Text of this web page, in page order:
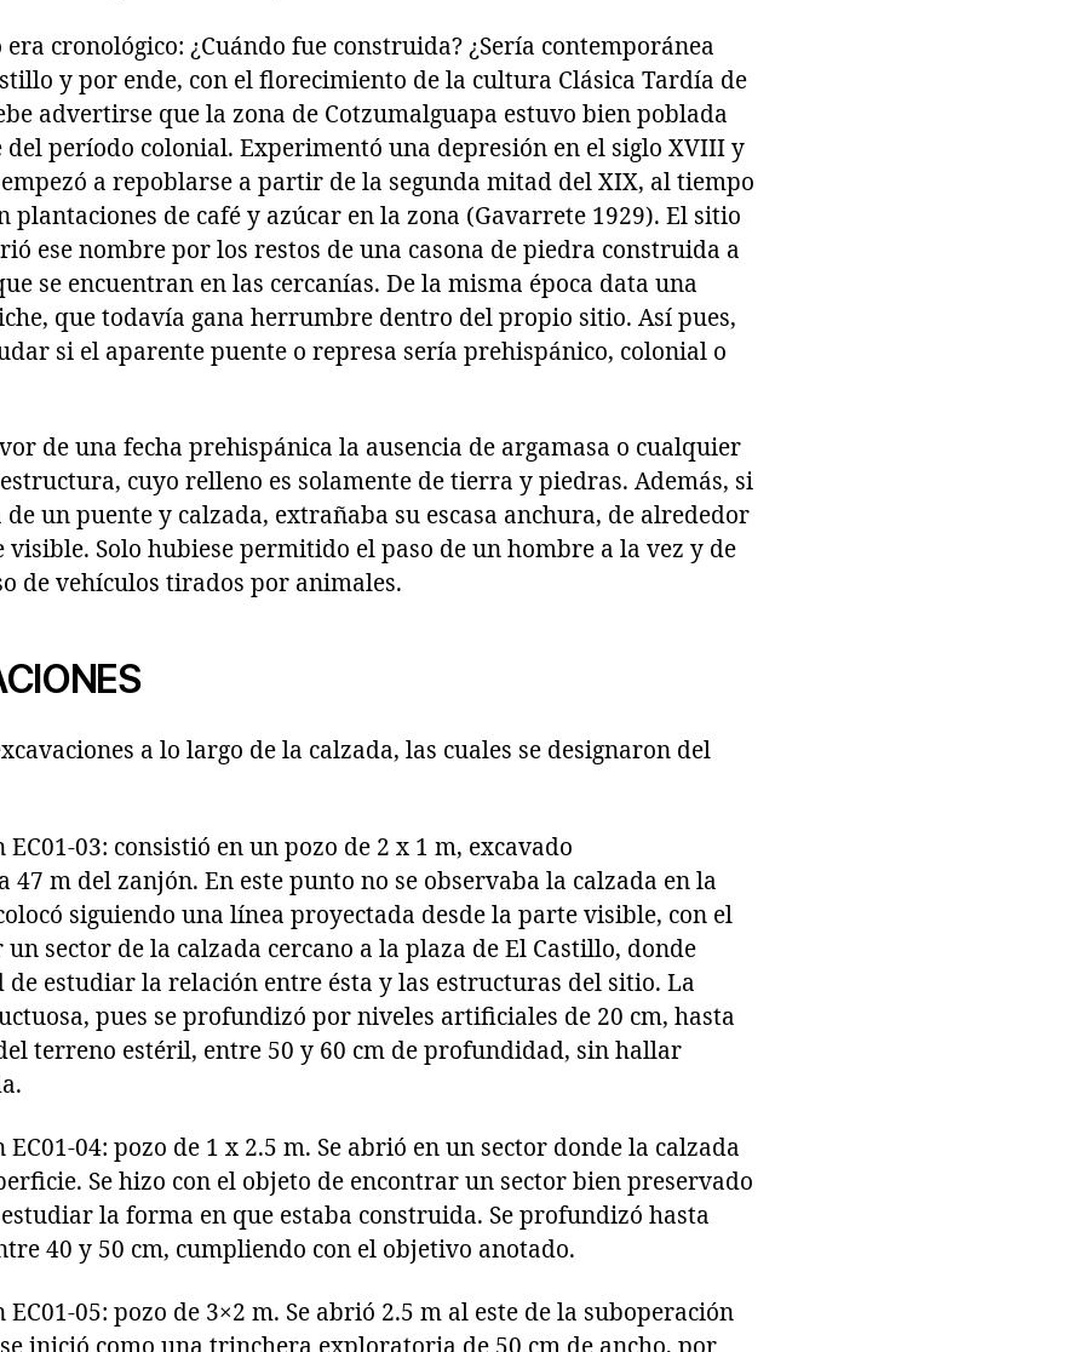
cronológico: ¿Cuándo fue construida? ¿Sería contemporánea
y por ende, con el florecimiento de la cultura Clásica Tardía de
advertirse que la zona de Cotzumalguapa estuvo bien poblada
período colonial. Experimentó una depresión en el siglo XVIII y
a repoblarse a partir de la segunda mitad del XIX, al tiempo
plantaciones de café y azúcar en la zona (Gavarrete 1929). El sitio
ese nombre por los restos de una casona de piedra construida a
se encuentran en las cercanías. De la misma época data una
que todavía gana herrumbre dentro del propio sitio. Así pues,
si el aparente puente o represa sería prehispánico, colonial o
de una fecha prehispánica la ausencia de argamasa o cualquier
cuyo relleno es solamente de tierra y piedras. Además, si
de un puente y calzada, extrañaba su escasa anchura, de alrededor
visible. Solo hubiese permitido el paso de un hombre a la vez y de
de vehículos tirados por animales.
a lo largo de la calzada, las cuales se designaron del
03: consistió en un pozo de 2 x 1 m, excavado
47 m del zanjón. En este punto no se observaba la calzada en la
siguiendo una línea proyectada desde la parte visible, con el
sector de la calzada cercano a la plaza de El Castillo, donde
estudiar la relación entre ésta y las estructuras del sitio. La
pues se profundizó por niveles artificiales de 20 cm, hasta
terreno estéril, entre 50 y 60 cm de profundidad, sin hallar
04: pozo de 1 x 2.5 m. Se abrió en un sector donde la calzada
Se hizo con el objeto de encontrar un sector bien preservado
la forma en que estaba construida. Se profundizó hasta
40 y 50 cm, cumpliendo con el objetivo anotado.
05: pozo de 3×2 m. Se abrió 2.5 m al este de la suboperación